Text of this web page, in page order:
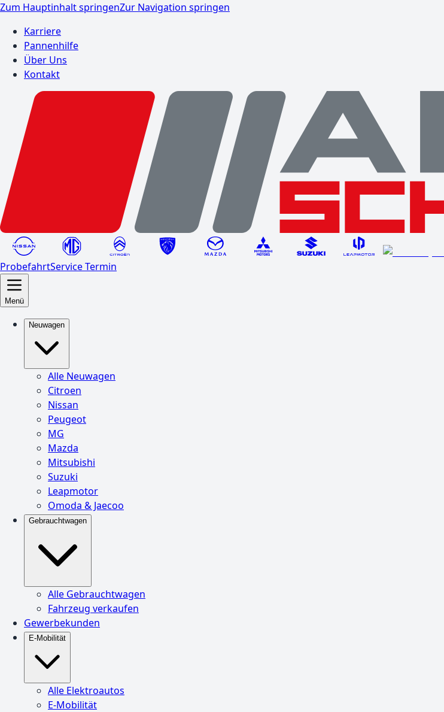
Zum Hauptinhalt springenZur Navigation springen
Karriere
Pannenhilfe
Über Uns
Kontakt
ProbefahrtService Termin
Menü
Neuwagen
Alle Neuwagen
Citroen
Nissan
Peugeot
MG
Mazda
Mitsubishi
Suzuki
Leapmotor
Omoda & Jaecoo
Gebrauchtwagen
Alle Gebrauchtwagen
Fahrzeug verkaufen
Gewerbekunden
E-Mobilität
Alle Elektroautos
E-Mobilität